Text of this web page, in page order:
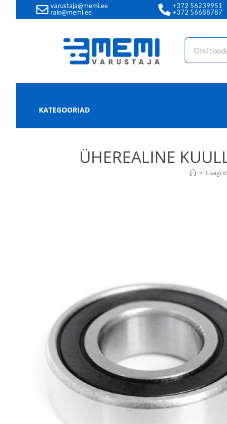
varustaja@memi.ee
rain@memi.ee
+372 56239951
+372 56688787
KATEGOORIAD
ÜHEREALINE
> Laagrid